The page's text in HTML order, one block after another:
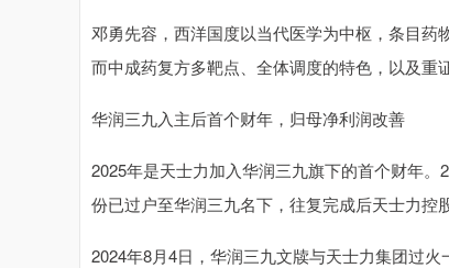
邓勇先容，西洋国度以当代医学为中枢，条目药
而中成药复方多靶点、全体调度的特色，以及重
华润三九入主后首个财年，归母净利润改善
2025年是天士力加入华润三九旗下的首个财年
份已过户至华润三九名下，往复完成后天士力控
2024年8月4日，华润三九文牍与天士力集团过